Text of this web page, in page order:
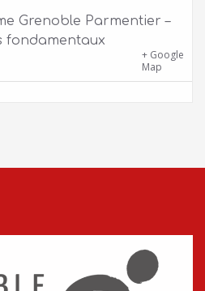
Grenoble Parmentier –
fondamentaux
+ Google
Map